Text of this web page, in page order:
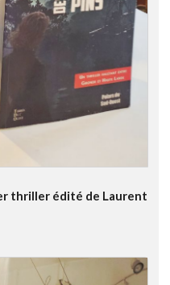
thriller édité de Laurent